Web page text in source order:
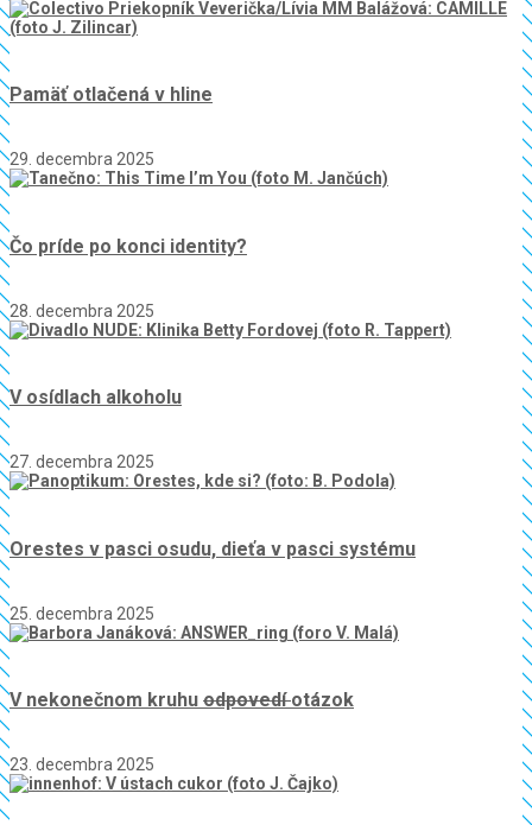
Pamäť otlačená v hline
29. decembra 2025
Čo príde po konci identity?
28. decembra 2025
V osídlach alkoholu
27. decembra 2025
Orestes v pasci osudu, dieťa v pasci systému
25. decembra 2025
V nekonečnom kruhu odpovedíotázok
23. decembra 2025